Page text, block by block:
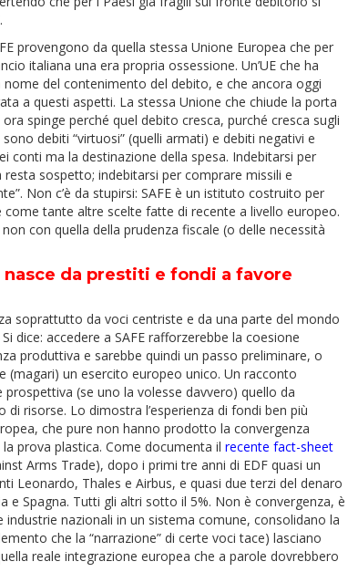
provengono da quella stessa Unione Europea che per
italiana una era propria ossessione. Un’UE che ha
del contenimento del debito, e che ancora oggi
a questi aspetti. La stessa Unione che chiude la porta
spinge perché quel debito cresca, purché cresca sugli
debiti “virtuosi” (quelli armati) e debiti negativi e
ma la destinazione della spesa. Indebitarsi per
sospetto; indebitarsi per comprare missili e
Non c’è da stupirsi: SAFE è un istituto costruito per
come tante altre scelte fatte di recente a livello europeo.
con quella della prudenza fiscale (o delle necessità
nasce da prestiti e fondi a favore
soprattutto da voci centriste e da una parte del mondo
dice: accedere a SAFE rafforzerebbe la coesione
produttiva e sarebbe quindi un passo preliminare, o
(magari) un esercito europeo unico. Un racconto
(se uno la volesse davvero) quello da
risorse. Lo dimostra l’esperienza di fondi ben più
che pure non hanno prodotto la convergenza
prova plastica. Come documenta il recente fact-sheet
Arms Trade), dopo i primi tre anni di EDF quasi un
Leonardo, Thales e Airbus, e quasi due terzi del denaro
e Spagna. Tutti gli altri sotto il 5%. Non è convergenza, è
nazionali in un sistema comune, consolidano la
che la “narrazione” di certe voci tace) lasciano
reale integrazione europea che a parole dovrebbero